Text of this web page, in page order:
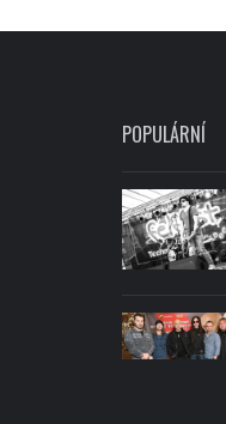
POPULÁRNÍ